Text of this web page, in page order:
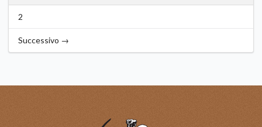
2
Successivo →